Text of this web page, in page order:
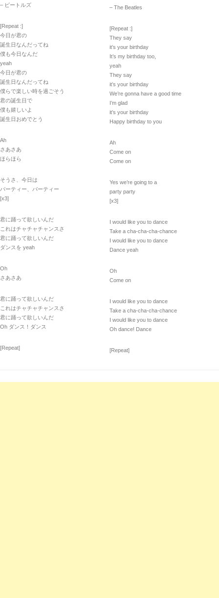
– ビートルズ
[Repeat :]
今日が君の
誕生日なんだってね
僕も今日なんだ
yeah
今日が君の
誕生日なんだってね
僕らで楽しい時を過ごそう
君の誕生日で
僕も嬉しいよ
誕生日おめでとう
Ah
さあさあ
ほらほら
そうさ、今日は
パーティー、パーティー
[x3]
君に踊って欲しいんだ
これはチャチャチャンスさ
君に踊って欲しいんだ
ダンスを yeah
Oh
さあさあ
君に踊って欲しいんだ
これはチャチャチャンスさ
君に踊って欲しいんだ
Oh ダンス！ダンス
[Repeat]
– The Beatles
[Repeat :]
They say
it’s your birthday
It’s my birthday too,
yeah
They say
it’s your birthday
We’re gonna have a good time
I’m glad
it’s your birthday
Happy birthday to you
Ah
Come on
Come on
Yes we’re going to a
party party
[x3]
I would like you to dance
Take a cha-cha-cha-chance
I would like you to dance
Dance yeah
Oh
Come on
I would like you to dance
Take a cha-cha-cha-chance
I would like you to dance
Oh dance! Dance
[Repeat]